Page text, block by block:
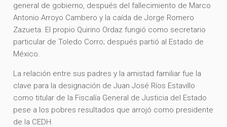
general de gobierno, después del fallecimiento de Marco
Antonio Arroyo Cambero y la caída de Jorge Romero
Zazueta. El propio Quirino Ordaz fungió como secretario
particular de Toledo Corro; después partió al Estado de
México.
La relación entre sus padres y la amistad familiar fue la
clave para la designación de Juan José Ríos Estavillo
como titular de la Fiscalía General de Justicia del Estado
pese a los pobres resultados que arrojó como presidente
de la CEDH.